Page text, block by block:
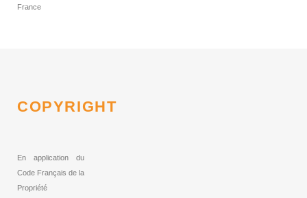
France
COPYRIGHT
En application du
Code Français de la
Propriété